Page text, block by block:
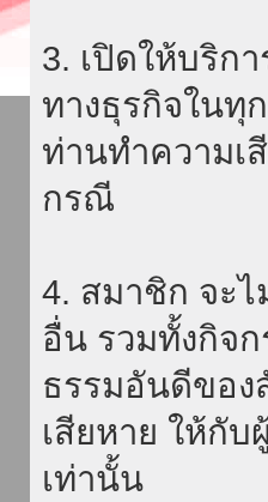
3. เปิดให้บริก
ทางธุรกิจในทุ
ท่านทำความเ
กรณี
4. สมาชิก จะ
อื่น รวมทั้งกิจ
ธรรมอันดีของ
เสียหาย ให้กั
เท่านั้น